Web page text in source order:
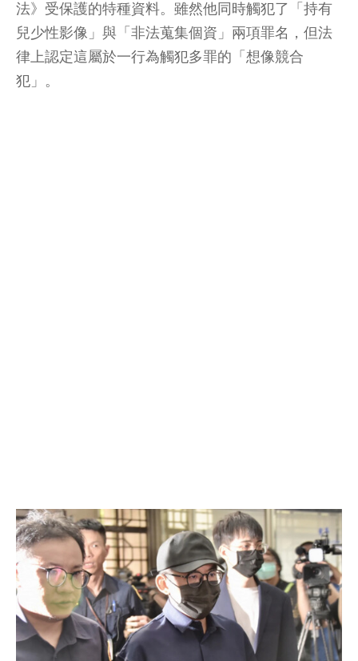
法》受保護的特種資料。雖然他同時觸犯了「持有
兒少性影像」與「非法蒐集個資」兩項罪名，但法
律上認定這屬於一行為觸犯多罪的「想像競合
犯」。